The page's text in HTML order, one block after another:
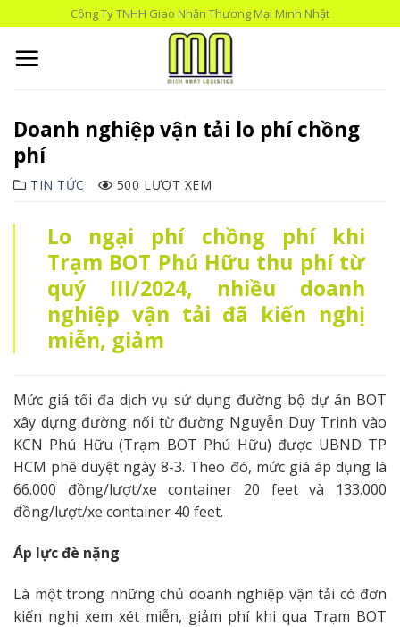
to
content
Công Ty TNHH Giao Nhận Thương Mại Minh Nhật
Doanh nghiệp vận tải lo phí chồng
phí
TIN TỨC 500 LƯỢT XEM
Lo ngại phí chồng phí khi
Trạm BOT Phú Hữu thu phí từ
quý III/2024, nhiều doanh
nghiệp vận tải đã kiến nghị
miễn, giảm
Mức giá tối đa dịch vụ sử dụng đường bộ dự án BOT
xây dựng đường nối từ đường Nguyễn Duy Trinh vào
KCN Phú Hữu (Trạm BOT Phú Hữu) được UBND TP
HCM phê duyệt ngày 8-3. Theo đó, mức giá áp dụng là
66.000 đồng/lượt/xe container 20 feet và 133.000
đồng/lượt/xe container 40 feet.
Áp lực đè nặng
Là một trong những chủ doanh nghiệp vận tải có đơn
kiến nghị xem xét miễn, giảm phí khi qua Trạm BOT